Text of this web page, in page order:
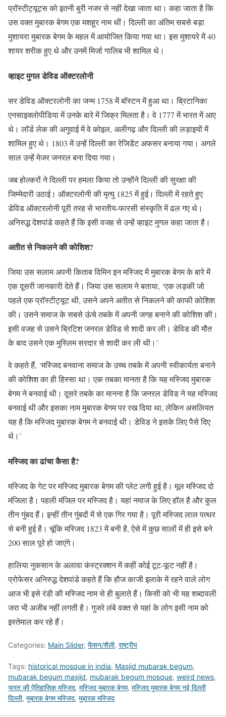
प्रॉस्टीट्यूट्स को इतनी बुरी नजर से नहीं देखा जाता था। कहा जाता है कि
उस वक्त मुबारक बेगम एक मशहूर नाम थीं। दिल्ली का अंतिम सबसे बड़ा
मुशायरा मुबारक बेगम के महल में आयोजित किया गया था। इस मुशायरे में 40
शायर शरीक हुए थे और उनमें मिर्जा गालिब भी शामिल थे।
व्हाइट मुगल डेविड ऑक्टरलोनी
सर डेविड ऑक्टरलोनी का जन्म 1758 में बॉस्टन में हुआ था। ब्रिटानिका
एनसाइक्लोपीडिया में उनके बारे में जिक्र मिलता है। वे 1777 में भारत में आए
थे। लॉर्ड लेक की अगुवाई में वे कोइल, अलीगढ़ और दिल्ली की लड़ाइयों में
शामिल हुए थे। 1803 में उन्हें दिल्ली का रेजिडेंट अफसर बनाया गया। अगले
साल उन्हें मेजर जनरल बना दिया गया।
जब होल्करों ने दिल्ली पर हमला किया तो उन्होंने दिल्ली की सुरक्षा की
जिम्मेदारी उठाई। ऑक्टरलोनी की मृत्यु 1825 में हुई। दिल्ली में रहते हुए
डेविड ऑक्टरलोनी पूरी तरह से भारतीय-फारसी संस्कृति में ढल गए थे।
अनिरुद्ध देशपांडे कहते हैं कि इसी वजह से उन्हें व्हाइट मुगल कहा जाता है।
अतीत से निकलने की कोशिश?
जिया उस सलाम अपनी किताब विमिन इन मस्जिद में मुबारक बेगम के बारे में
एक दूसरी जानकारी देते हैं। जिया उस सलाम ने बताया, ‘एक लड़की जो
पहले एक प्रॉस्टीट्यूट थी, उसने अपने अतीत से निकलने की काफी कोशिश
की। उसने समाज के सबसे ऊंचे तबके में अपनी जगह बनाने की कोशिश की।
इसी वजह से उसने ब्रिटिश जनरल डेविड से शादी कर ली। डेविड की मौत
के बाद उसने एक मुस्लिम सरदार से शादी कर ली थी।’
वे कहते हैं, ‘मस्जिद बनवाना समाज के उच्च तबके में अपनी स्वीकार्यता बनाने
की कोशिश का ही हिस्सा था। एक तबका मानता है कि यह मस्जिद मुबारक
बेगम ने बनवाई थी। दूसरे तबके का मानना है कि जनरल डेविड ने यह मस्जिद
बनवाई थी और इसका नाम मुबारक बेगम पर रख दिया था, लेकिन असलियत
यह है कि मस्जिद मुबारक बेगम ने बनवाई थी। डेविड ने इसके लिए पैसे दिए
थे।’
मस्जिद का ढांचा कैसा है?
मस्जिद के गेट पर मस्जिद मुबारक बेगम की प्लेट लगी हुई है। मूल मस्जिद दो
मंजिला है। पहली मंजिल पर मस्जिद है। यहां नमाज के लिए हॉल है और कुल
तीन गुंबद हैं। इन्हीं तीन गुंबदों में से एक गिर गया है। पूरी मस्जिद लाल पत्थर
से बनी हुई है। चूंकि मस्जिद 1823 में बनी है, ऐसे में कुछ सालों में ही इसे बने
200 साल पूरे हो जाएंगे।
हालिया नुकसान के अलावा कंस्ट्रक्शन में कहीं कोई टूट-फूट नहीं है।
प्रोफेसर अनिरुद्ध देशपांडे कहते हैं कि हौज काजी इलाके में रहने वाले लोग
आज भी इसे रंडी की मस्जिद नाम से ही बुलाते हैं। किसी को भी यह शब्दावली
जरा भी अजीब नहीं लगती है। गुजरे लंबे वक्त से यहां के लोग इसी नाम को
इस्तेमाल कर रहे हैं।
Categories: Main Slider, फैशन/शैली, राष्ट्रीय
Tags: historical mosque in india, Masjid mubarak begum,
mubarak begum masjid, mubarak begum mosque, weird news,
भारत की ऐतिहासिक मस्जिद, मस्जिद मुबारक बेगम, मस्जिद मुबारक बेगम नई दिल्ली
दिल्ली, मुबारक बेगम मस्जिद, मुबारक मस्जिद